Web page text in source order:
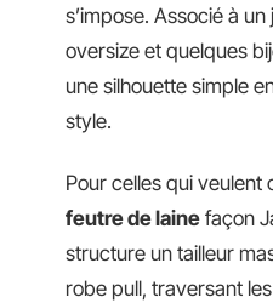
s’impose. Associé à
oversize et quelques
une silhouette simple
style.
Pour celles qui veulent
feutre de laine façon
structure un tailleur
robe pull, traversant